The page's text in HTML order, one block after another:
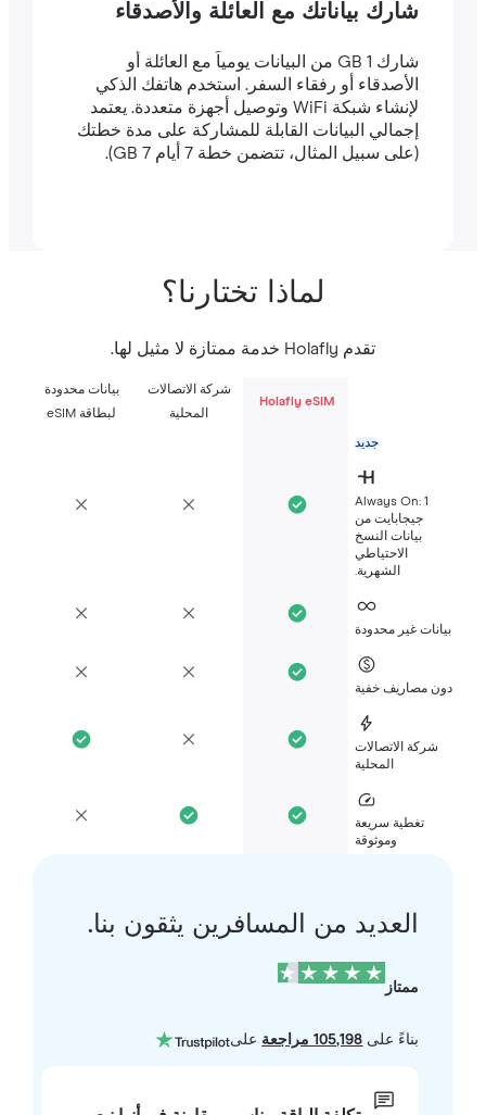
شارك بياناتك مع العائلة والأصدقاء
شارك 1 GB من البيانات يومياً مع العائلة أو
الأصدقاء أو رفقاء السفر. استخدم هاتفك الذكي
لإنشاء شبكة WiFi وتوصيل أجهزة متعددة. يعتمد
إجمالي البيانات القابلة للمشاركة على مدة خطتك
(على سبيل المثال، تتضمن خطة 7 أيام 7 GB).
لماذا تختارنا؟
Holafly eSIM
شركة الاتصالات
بيانات محدودة
Always On: 1
جيجابايت من
بيانات النسخ
الاحتياطي
غير محدودة
مصاريف خفية
شركة الاتصالات
تغطية سريعة
العديد من المسافرين يثقون بنا.
بناءً على105,198 مراجعة على